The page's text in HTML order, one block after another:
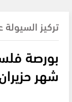
تركيز
بورصة
شهر